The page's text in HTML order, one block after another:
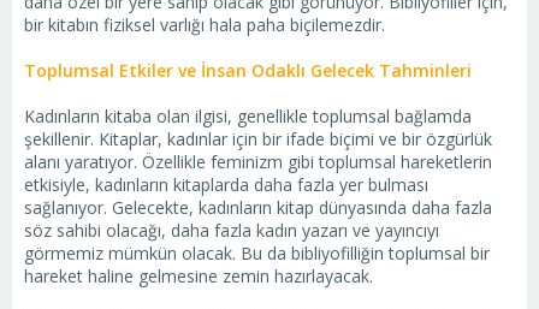
bir kitabın fiziksel varlığı hala paha biçilemezdir.
Toplumsal Etkiler ve İnsan Odaklı Gelecek Tahminleri
Kadınların kitaba olan ilgisi, genellikle toplumsal bağlamda
şekillenir. Kitaplar, kadınlar için bir ifade biçimi ve bir özgürlük
alanı yaratıyor. Özellikle feminizm gibi toplumsal hareketlerin
etkisiyle, kadınların kitaplarda daha fazla yer bulması
sağlanıyor. Gelecekte, kadınların kitap dünyasında daha fazla
söz sahibi olacağı, daha fazla kadın yazarı ve yayıncıyı
görmemiz mümkün olacak. Bu da bibliyofilliğin toplumsal bir
hareket haline gelmesine zemin hazırlayacak.